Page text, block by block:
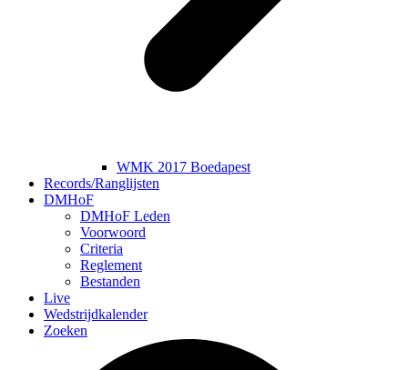
WMK 2017 Boedapest
Records/Ranglijsten
DMHoF
DMHoF Leden
Voorwoord
Criteria
Reglement
Bestanden
Live
Wedstrijdkalender
Zoeken